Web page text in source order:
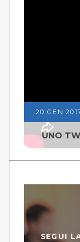
20 GEN
SEGUI